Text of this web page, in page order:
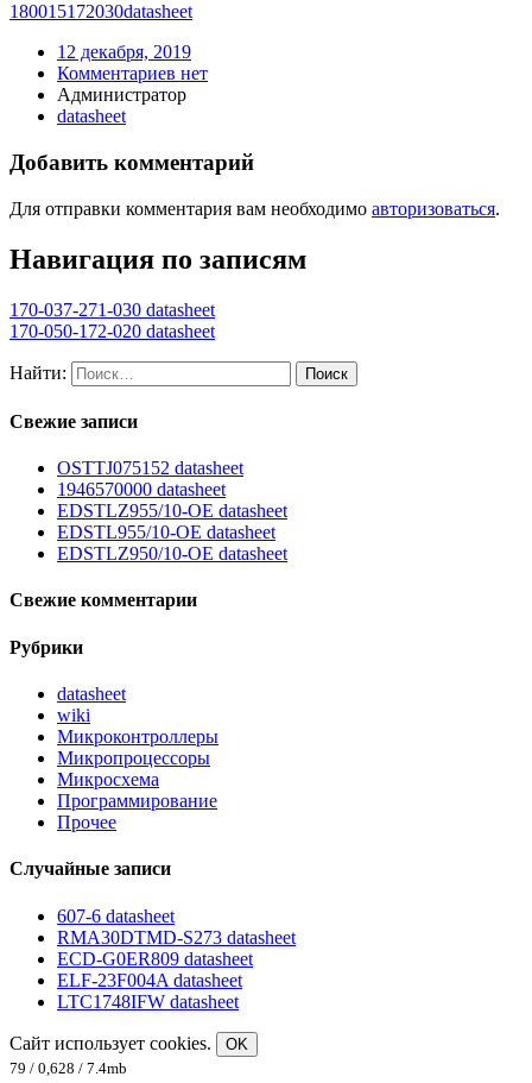
180015172030datasheet
12 декабря, 2019
Комментариев нет
Администратор
datasheet
Добавить комментарий
Для отправки комментария вам необходимо авторизоваться.
Навигация по записям
170-037-271-030 datasheet
170-050-172-020 datasheet
Найти:
Свежие записи
OSTTJ075152 datasheet
1946570000 datasheet
EDSTLZ955/10-OE datasheet
EDSTL955/10-OE datasheet
EDSTLZ950/10-OE datasheet
Свежие комментарии
Рубрики
datasheet
wiki
Микроконтроллеры
Микропроцессоры
Микросхема
Программирование
Прочее
Случайные записи
607-6 datasheet
RMA30DTMD-S273 datasheet
ECD-G0ER809 datasheet
ELF-23F004A datasheet
LTC1748IFW datasheet
Сайт использует cookies.
OK
79 / 0,628 / 7.4mb